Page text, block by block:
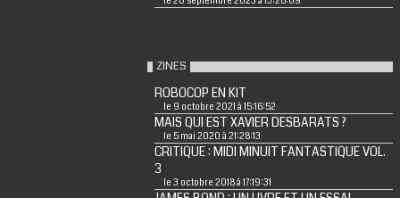
ZINES
ROBOCOP EN KIT
le 9 octobre 2021 à 15:16:52
MAIS QUI EST XAVIER DESBARATS ?
le 5 mai 2020 à 21:28:13
CRITIQUE : MIDI MINUIT FANTASTIQUE VOL.
3
le 3 octobre 2018 à 17:19:31